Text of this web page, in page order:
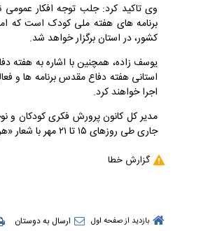
وی تاکید کرد: جلب توجه افکار
کشور، در استان برگزار خواهد شد.
یوسف زاده، همچنین با اشاره به
استانی هفته دفاع مقدس برنامه ها و
اجرا خواهند کرد.
مدیر کل کانون پرورش فکری کودکان و
جاری طی روزهای ۱۵ تا ۲۱ مهر با شعار «هر کودک نشانی خداست...» در سراسر کشور برگزار می‌شود.
گزارش خطا
بازدید از صفحه اول ارسال به دوستان